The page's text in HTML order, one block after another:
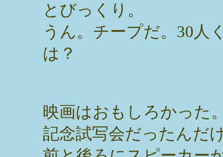
とびっくり。
うん。チープだ。30人
は？
映画はおもしろかった
記念試写会だったんだ